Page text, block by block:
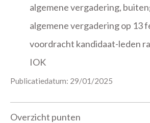
algemene vergadering,
algemene vergadering op 13
voordracht kandidaat-leden
IOK
Publicatiedatum: 29/01/2025
Overzicht punten